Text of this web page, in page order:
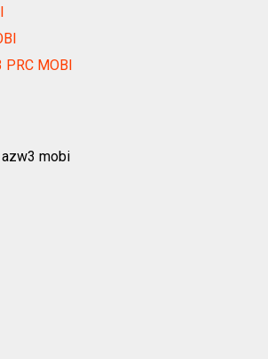
PRC MOBI
azw3 mobi